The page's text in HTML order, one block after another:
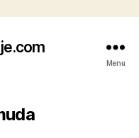
Menu